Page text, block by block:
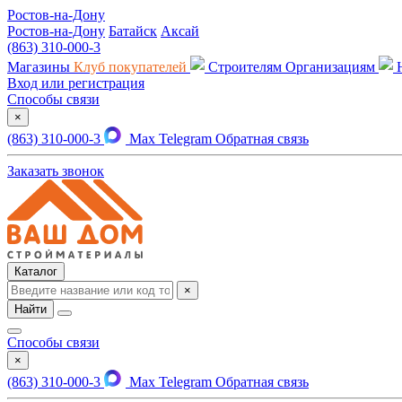
Ростов-на-Дону
Ростов-на-Дону Батайск Аксай
(863) 310-000-3
Магазины Клуб покупателей Строителям Организациям
Вход или регистрация
Способы связи
×
(863) 310-000-3 Max Telegram Обратная связь
Заказать звонок
Каталог
×
Найти
Способы связи
×
(863) 310-000-3 Max Telegram Обратная связь